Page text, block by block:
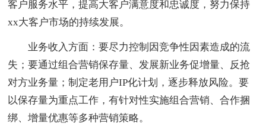
客户服务水平，提高大客户满意度和忠诚度，努力保持
xx大客户市场的持续发展。
业务收入方面：要尽力控制因竞争性因素造成的流
失；要通过组合营销保存量、发展新业务促增量、反抢
对方业务量；制定老用户IP化计划，逐步释放风险。要
以保存量为重点工作，有针对性实施组合营销、合作捆
绑、增量优惠等多种营销策略。